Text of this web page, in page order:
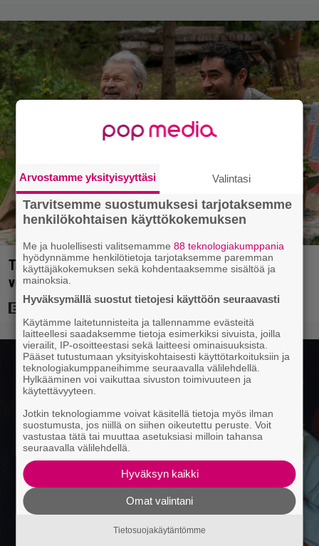
Tänään tv:ssä: Koskettava kotimainen elokuva
vuodelta 2020 – ”Tehty isolla sydämellä”
Arvostamme yksityisyyttäsi Valintasi
Tarvitsemme suostumuksesi tarjotaksemme
henkilökohtaisen käyttökokemuksen
Me ja huolellisesti valitsemamme88 teknologiakumppania
hyödynnämme henkilötietoja tarjotaksemme paremman
käyttäjäkokemuksen sekä kohdentaaksemme sisältöä ja
mainoksia.
Hyväksymällä suostut tietojesi käyttöön seuraavasti
Käytämme laitetunnisteita ja tallennamme evästeitä
laitteellesi saadaksemme tietoja esimerkiksi sivuista, joilla
vierailit, IP-osoitteestasi sekä laitteesi ominaisuuksista.
Pääset tutustumaan yksityiskohtaisesti käyttötarkoituksiin ja
teknologiakumppaneihimme seuraavalla välilehdellä.
Hylkääminen voi vaikuttaa sivuston toimivuuteen ja
käytettävyyteen.
Jotkin teknologiamme voivat käsitellä tietoja myös ilman
suostumusta, jos niillä on siihen oikeutettu peruste. Voit
vastustaa tätä tai muuttaa asetuksiasi milloin tahansa
seuraavalla välilehdellä.
Hyväksyn kaikki
Omat valintani
Tietosuojakäytäntömme